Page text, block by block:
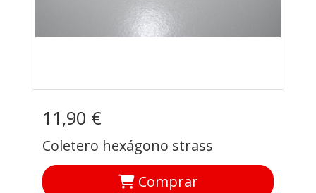
11,90 €
Coletero hexágono strass
Comprar